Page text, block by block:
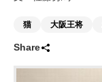
猫 大阪王将
Share